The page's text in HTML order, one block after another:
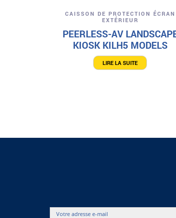
CAISSON DE PROTECTION ÉCRAN
EXTÉRIEUR
PEERLESS-AV
KIOSK KILH5 MODELS
LIRE LA SUITE